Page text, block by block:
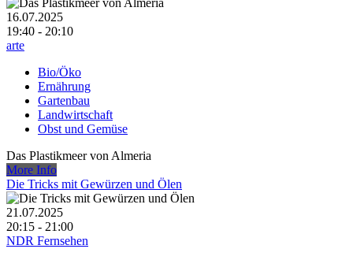
16.07.2025
19:40 - 20:10
arte
Bio/Öko
Ernährung
Gartenbau
Landwirtschaft
Obst und Gemüse
Das Plastikmeer von Almeria
More Info
Die Tricks mit Gewürzen und Ölen
21.07.2025
20:15 - 21:00
NDR Fernsehen